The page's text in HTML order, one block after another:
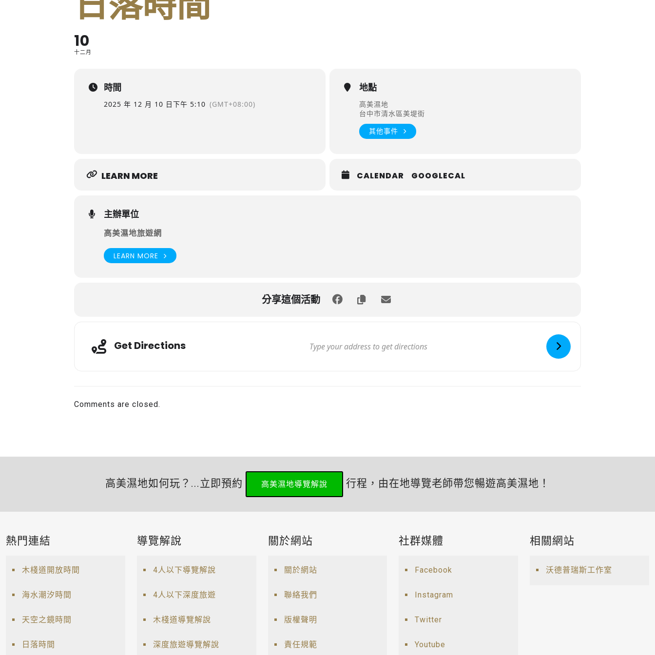
10
十二月
時間
2025 年 12 月 10 日下午 5:10 (GMT+08:00)
地點
高美濕地
台中市清水區美堤街
其他事件
LEARN MORE CALENDAR GOOGLECAL
主辦單位
高美濕地旅遊網
LEARN MORE
分享這個活動
Get Directions
Comments are closed.
高美濕地如何玩？...立即預約 高美濕地導覽解說 行程，由在地導覽老師帶您暢遊高美濕地！
熱門連結
木棧道開放時間
海水潮汐時間
天空之鏡時間
日落時間
導覽解說
4人以下導覽解說
4人以下深度旅遊
木棧道導覽解說
深度旅遊導覽解說
關於網站
關於網站
聯絡我們
版權聲明
責任規範
社群媒體
Facebook
Instagram
Twitter
Youtube
相關網站
沃德普瑞斯工作室